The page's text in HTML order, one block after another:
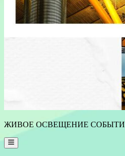
ЖИВОЕ ОСВЕЩЕНИЕ
Main
Menu